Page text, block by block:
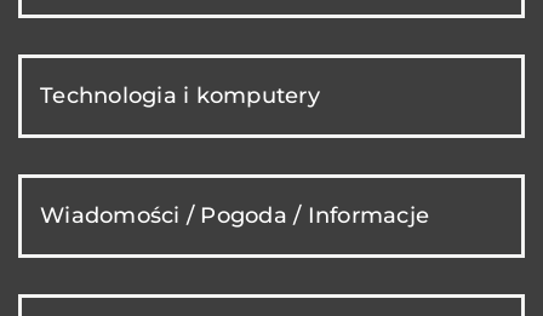
Technologia i komputery
Wiadomości / Pogoda / Informacje